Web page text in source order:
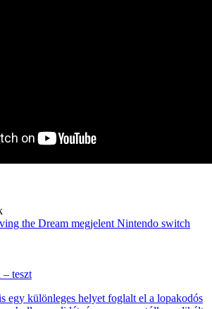
the Dream megjelent Nintendo switch
teszt
egy különleges helyet foglalt el a lopakodós